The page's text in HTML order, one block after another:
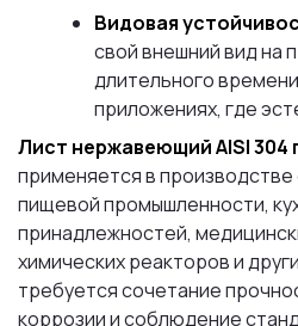
Видовая
свой внешний вид на
длительного
приложениях, где
Лист нержавеющий AISI 304
применяется в
пищевой промышленности,
принадлежностей,
химических реакторов и
требуется сочетание
коррозии и соблюдение